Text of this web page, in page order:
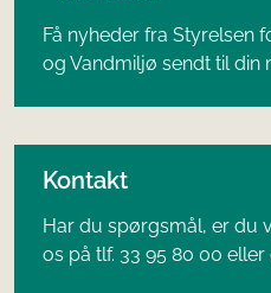
Få nyheder fra Styrelsen
og Vandmiljø sendt til din
Kontakt
Har du spørgsmål, er du
os på tlf. 33 95 80 00 eller